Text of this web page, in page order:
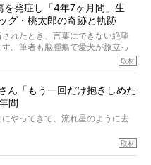
と、たくさんのフレブルアカウ
、わが『FRENCH BULLDOG
ラスも、その中の一頭。
ルの魅力を語っていただきまし
、思ってた以上！ ガチ中のガチ
を発症し「4年7ヶ月間」生
グ・桃太郎の奇跡と軌跡
れたとき、言葉にできない絶望
。筆者も脳腫瘍で愛犬が旅立っ
どれほど厄介で困難な病気かを理
。「発症から1年生存すれば素晴ら
ドッグの桃太郎は9歳で脳腫瘍を発
生き抜いたのです。旅立ったと
レジェンド級のレジェンドでし
間は一度も発作が起きなかったと
ドッグだけでなく、脳腫瘍と闘う
を与えるに違いありません。桃
取材
ん「もう一回だけ抱きしめた
間
やってきて、流れ星のように去
ことについて考えたいし、泣き出
取材